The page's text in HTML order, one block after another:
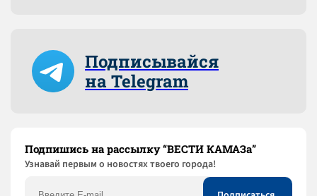
Подписывайся
на Telegram
Подпишись на рассылку “ВЕСТИ КАМАЗа”
Узнaвай первым о новостях твоего города!